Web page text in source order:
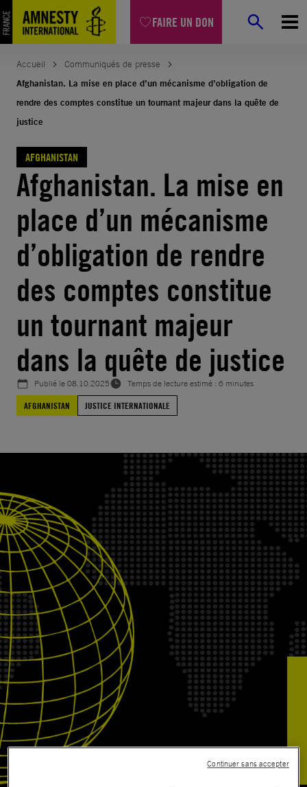
FAIRE UN DON
Aller
au
contenu
Accueil
Communiqués de presse
Afghanistan. La mise en place d’un mécanisme d’obligation de
rendre des comptes constitue un tournant majeur dans la quête de
justice
AFGHANISTAN
Afghanistan. La mise en
place d’un mécanisme
d’obligation de rendre
des comptes constitue
un tournant majeur
dans la quête de justice
Publié le08.10.2025
Temps de lecture estimé : 6 minutes
AFGHANISTAN
JUSTICE INTERNATIONALE
Continuer sans accepter